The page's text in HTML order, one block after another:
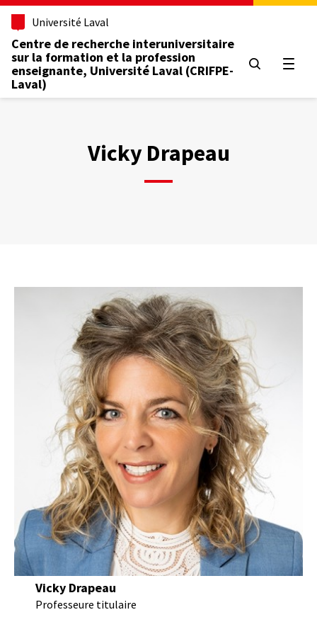
Aller
contenu
principal
Université Laval
Centre de recherche interuniversitaire
sur la formation et la profession
enseignante, Université Laval (CRIFPE-
Laval)
Vicky Drapeau
Vicky Drapeau
Professeure titulaire